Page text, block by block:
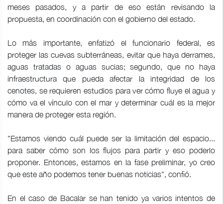
meses pasados, y a partir de eso están revisando la
propuesta, en coordinación con el gobierno del estado.
Lo más importante, enfatizó el funcionario federal, es
proteger las cuevas subterráneas, evitar que haya derrames,
aguas tratadas o aguas sucias; segundo, que no haya
infraestructura que pueda afectar la integridad de los
cenotes, se requieren estudios para ver cómo fluye el agua y
cómo va el vínculo con el mar y determinar cuál es la mejor
manera de proteger esta región.
"Estamos viendo cuál puede ser la limitación del espacio...
para saber cómo son los flujos para partir y eso poderlo
proponer. Entonces, estamos en la fase preliminar, yo creo
que este año podemos tener buenas noticias", confió.
En el caso de Bacalar se han tenido ya varios intentos de